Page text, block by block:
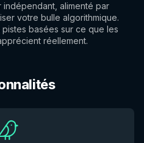
indépendant, alimenté par
votre bulle algorithmique.
basées sur ce que les
réellement.